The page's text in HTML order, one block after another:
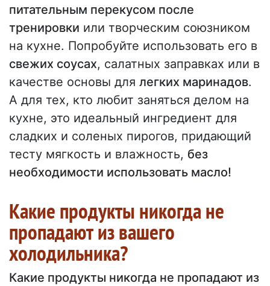
питательным перекусом после
тренировки или творческим союзником
на кухне. Попробуйте использовать его в
свежих соусах, салатных заправках или в
качестве основы для легких маринадов.
А для тех, кто любит заняться делом на
кухне, это идеальный ингредиент для
сладких и соленых пирогов, придающий
тесту мягкость и влажность, без
необходимости использовать масло!
Какие продукты никогда не
пропадают из вашего
холодильника?
Какие продукты никогда не пропадают из